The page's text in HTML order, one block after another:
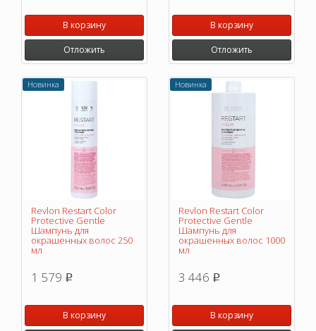
В корзину
Отложить
В корзину
Отложить
Новинка
Revlon Restart Color
Protective Gentle
Шампунь для
окрашенных волос 250
мл
1 579 p
В корзину
Новинка
Revlon Restart Color
Protective Gentle
Шампунь для
окрашенных волос 1000
мл
3 446 p
В корзину